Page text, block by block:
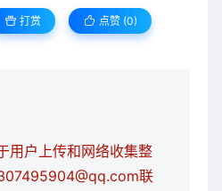
打赏 点赞 (0)
用户上传和网络收集整
联